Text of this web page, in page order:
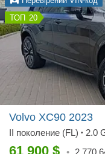
20
Volvo XC90 2023
II поколение (FL) • 2.0
Ultimate Dark
61 900 $ • 2 770